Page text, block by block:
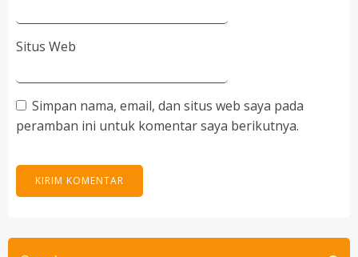
Situs Web
Simpan nama, email, dan situs web saya pada
peramban ini untuk komentar saya berikutnya.
Search